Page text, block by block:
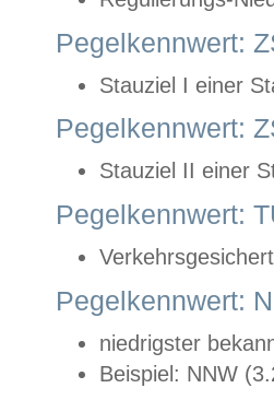
Pegelkennwert:
Stauziel I einer
Pegelkennwert:
Stauziel II einer
Pegelkennwert:
Pegelkennwert:
niedrigster
Beispiel: NNW